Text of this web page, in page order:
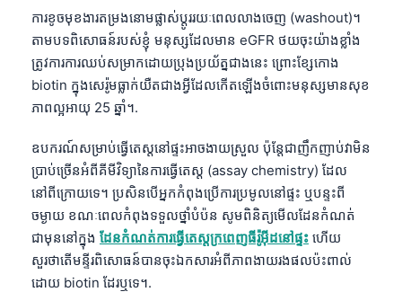
ការខូចមុខងារតម្រងនោមផ្លាស់ប្តូររយៈពេលលាងចេញ (washout)។
តាមបទពិសោធន៍របស់ខ្ញុំ មនុស្សដែលមាន eGFR ថយចុះយ៉ាងខ្លាំង
ត្រូវការការឈប់សម្រាកដោយប្រុងប្រយ័ត្នជាងនេះ ព្រោះខ្សែកោង
biotin ក្នុងសេរ៉ូមធ្លាក់យឺតជាងអ្វីដែលកើតឡើងចំពោះមនុស្សមានសុខ
ភាពល្អអាយុ 25 ឆ្នាំ។.
ឧបករណ៍សម្រាប់ធ្វើតេស្តនៅផ្ទះអាចងាយស្រួល ប៉ុន្តែជាញឹកញាប់វាមិន
ប្រាប់ច្រើនអំពីគីមីវិទ្យានៃការធ្វើតេស្ត (assay chemistry) ដែល
នៅពីក្រោយទេ។ ប្រសិនបើអ្នកកំពុងប្រើការប្រមូលនៅផ្ទះ ឬបន្ទះពី
ចម្ងាយ ខណៈពេលកំពុងទទួលថ្នាំបំប៉ន សូមពិនិត្យមើលដែនកំណត់
ជាមុននៅក្នុង ដែនកំណត់ការធ្វើតេស្តក្រពេញធីរ៉ូអ៊ីដនៅផ្ទះ ហើយ
សួរថាតើមន្ទីរពិសោធន៍បានចុះឯកសារអំពីភាពងាយរងផលប៉ះពាល់
ដោយ biotin ដែរឬទេ។.
Íslenska
Српски језик
Svenska
Azərbaycan dili
日本語
Čeština
ქართული